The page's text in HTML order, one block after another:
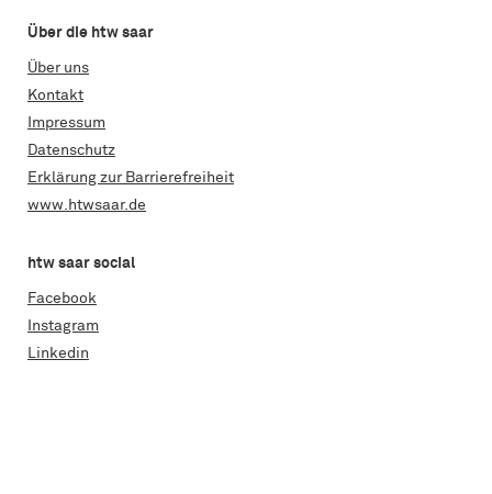
Über die htw saar
Über uns
Kontakt
Impressum
Datenschutz
Erklärung zur Barrierefreiheit
www.htwsaar.de
htw saar social
Facebook
Instagram
Linkedin